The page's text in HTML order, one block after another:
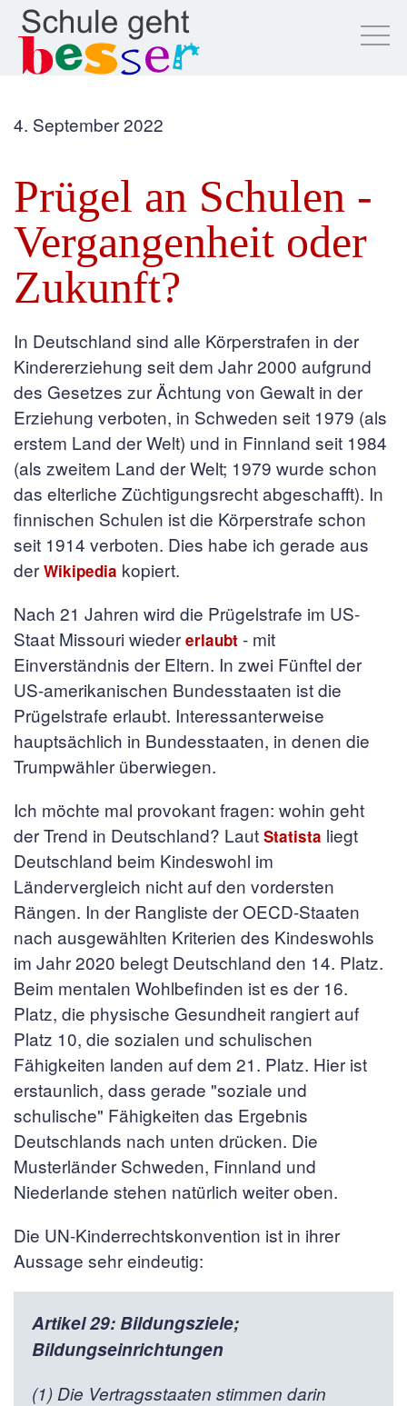
4. September 2022
Prügel an Schulen -
Vergangenheit oder
Zukunft?
In Deutschland sind alle Körperstrafen in der
Kindererziehung seit dem Jahr 2000 aufgrund
des Gesetzes zur Ächtung von Gewalt in der
Erziehung verboten, in Schweden seit 1979 (als
erstem Land der Welt) und in Finnland seit 1984
(als zweitem Land der Welt; 1979 wurde schon
das elterliche Züchtigungsrecht abgeschafft). In
finnischen Schulen ist die Körperstrafe schon
seit 1914 verboten. Dies habe ich gerade aus
der Wikipedia kopiert.
Nach 21 Jahren wird die Prügelstrafe im US-
Staat Missouri wieder erlaubt - mit
Einverständnis der Eltern. In zwei Fünftel der
US-amerikanischen Bundesstaaten ist die
Prügelstrafe erlaubt. Interessanterweise
hauptsächlich in Bundesstaaten, in denen die
Trumpwähler überwiegen.
Ich möchte mal provokant fragen: wohin geht
der Trend in Deutschland? Laut Statista liegt
Deutschland beim Kindeswohl im
Ländervergleich nicht auf den vordersten
Rängen. In der Rangliste der OECD-Staaten
nach ausgewählten Kriterien des Kindeswohls
im Jahr 2020 belegt Deutschland den 14. Platz.
Beim mentalen Wohlbefinden ist es der 16.
Platz, die physische Gesundheit rangiert auf
Platz 10, die sozialen und schulischen
Fähigkeiten landen auf dem 21. Platz. Hier ist
erstaunlich, dass gerade "soziale und
schulische" Fähigkeiten das Ergebnis
Deutschlands nach unten drücken. Die
Musterländer Schweden, Finnland und
Niederlande stehen natürlich weiter oben.
Die UN-Kinderrechtskonvention ist in ihrer
Aussage sehr eindeutig:
Artikel 29: Bildungsziele;
Bildungseinrichtungen
(1) Die Vertragsstaaten stimmen darin